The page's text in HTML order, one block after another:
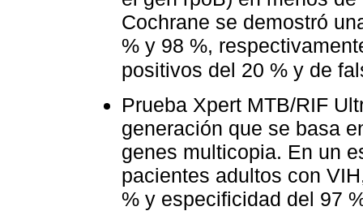
Cochrane se demostró
% y 98 %,
positivos del 20 % y de
Prueba Xpert MTB/RIF
generación que se basa
genes multicopia. En un
pacientes adultos con
% y especificidad del 97